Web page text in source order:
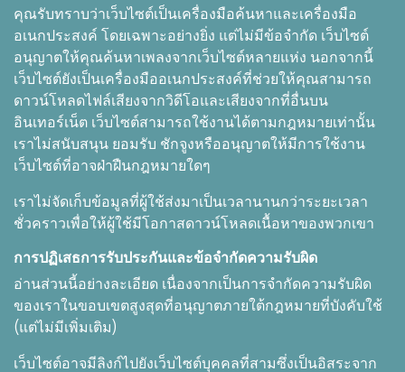
คุณรับทราบว่าเว็บไซต์เป็นเครื่องมือค้นหาและเครื่องมือ
อเนกประสงค์ โดยเฉพาะอย่างยิ่ง แต่ไม่มีข้อจำกัด เว็บไซต์
อนุญาตให้คุณค้นหาเพลงจากเว็บไซต์หลายแห่ง นอกจากนี้
เว็บไซต์ยังเป็นเครื่องมืออเนกประสงค์ที่ช่วยให้คุณสามารถ
ดาวน์โหลดไฟล์เสียงจากวิดีโอและเสียงจากที่อื่นบน
อินเทอร์เน็ต เว็บไซต์สามารถใช้งานได้ตามกฎหมายเท่านั้น
เราไม่สนับสนุน ยอมรับ ชักจูงหรืออนุญาตให้มีการใช้งาน
เว็บไซต์ที่อาจฝ่าฝืนกฎหมายใดๆ
เราไม่จัดเก็บข้อมูลที่ผู้ใช้ส่งมาเป็นเวลานานกว่าระยะเวลา
ชั่วคราวเพื่อให้ผู้ใช้มีโอกาสดาวน์โหลดเนื้อหาของพวกเขา
การปฏิเสธการรับประกันและข้อจำกัดความรับผิด
อ่านส่วนนี้อย่างละเอียด เนื่องจากเป็นการจำกัดความรับผิด
ของเราในขอบเขตสูงสุดที่อนุญาตภายใต้กฎหมายที่บังคับใช้
(แต่ไม่มีเพิ่มเติม)
เว็บไซต์อาจมีลิงก์ไปยังเว็บไซต์บุคคลที่สามซึ่งเป็นอิสระจาก